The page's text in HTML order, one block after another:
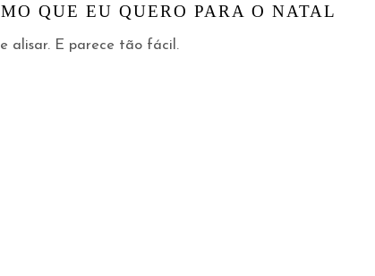
QUE EU QUERO PARA O NATAL
alisar. E parece tão fácil.